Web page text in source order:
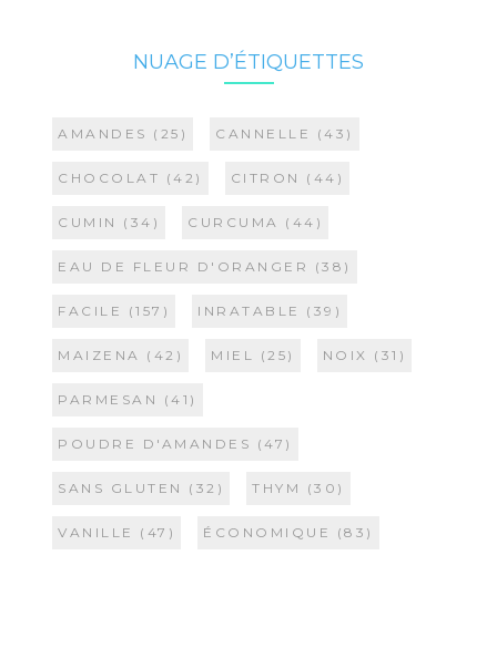
NUAGE D’ÉTIQUETTES
AMANDES (25) CANNELLE (43)
CHOCOLAT (42) CITRON (44)
CUMIN (34) CURCUMA (44)
EAU DE FLEUR D'ORANGER (38)
FACILE (157) INRATABLE (39)
MAIZENA (42) MIEL (25) NOIX (31)
PARMESAN (41)
POUDRE D'AMANDES (47)
SANS GLUTEN (32) THYM (30)
VANILLE (47) ÉCONOMIQUE (83)